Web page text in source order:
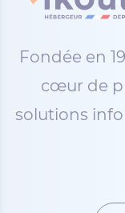
Fondée en
cœur de
solutions